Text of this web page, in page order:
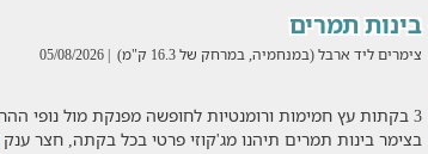
בינות תמרים
צימרים ליד ארבל (במנחמיה, במרחק של 16.3 ק"מ) | 05/08/2026
3 בקתות עץ חמימות ורומנטיות לחופשה מפנקת מול נופי
בצימר בינות תמרים תיהנו מג'קוזי פרטי בכל בקתה, חצר